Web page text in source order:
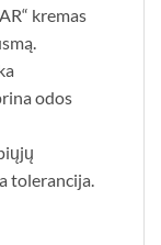
kremas
odos
tolerancija.